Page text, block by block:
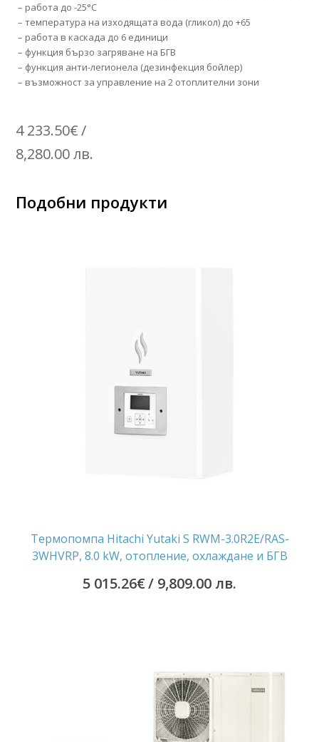
– работа до -25°C
– температура на изходящата вода (гликол) до +65
– работа в каскада до 6 единици
– функция бързо загряване на БГВ
– функция анти-легионела (дезинфекция бойлер)
– възможност за управление на 2 отоплителни зони
4 233.50€ /
8,280.00 лв.
Подобни продукти
Термопомпа Hitachi Yutaki S RWM-3.0R2E/RAS-
3WHVRP, 8.0 kW, отопление, охлаждане и БГВ
5 015.26€/ 9,809.00 лв.